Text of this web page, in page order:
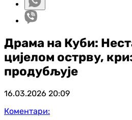
Драма на Куби:
цијелом острву,
продубљује
16.03.2026 20:09
Коментари: